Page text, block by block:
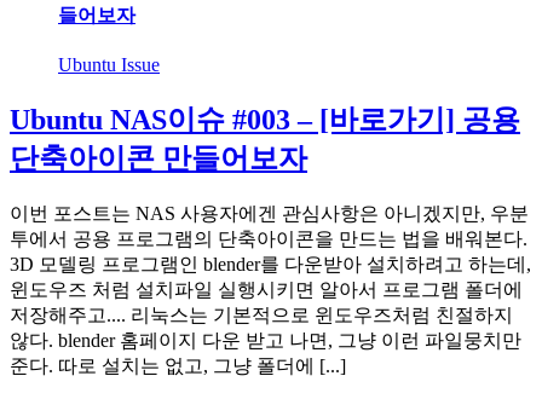
들어보자
Ubuntu Issue
Ubuntu NAS이슈 #003 – [바로가기] 공용
단축아이콘 만들어보자
이번 포스트는 NAS 사용자에겐 관심사항은 아니겠지만, 우분
투에서 공용 프로그램의 단축아이콘을 만드는 법을 배워본다.
3D 모델링 프로그램인 blender를 다운받아 설치하려고 하는데,
윈도우즈 처럼 설치파일 실행시키면 알아서 프로그램 폴더에
저장해주고.... 리눅스는 기본적으로 윈도우즈처럼 친절하지
않다. blender 홈페이지 다운 받고 나면, 그냥 이런 파일뭉치만
준다. 따로 설치는 없고, 그냥 폴더에 [...]